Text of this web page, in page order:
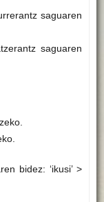
saguaren
saguaren
bidez: ‘ikusi’ >